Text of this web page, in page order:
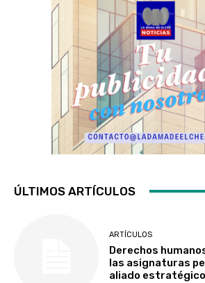
ÚLTIMOS ARTÍCULOS
ARTÍCULOS
Derechos
las asignaturas
aliado